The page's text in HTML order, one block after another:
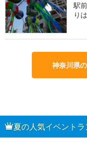
駅
り
神奈川県
夏の人気イベントラ